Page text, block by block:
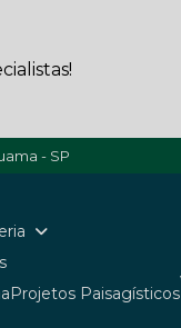
- SP
Projetos Paisagísticos